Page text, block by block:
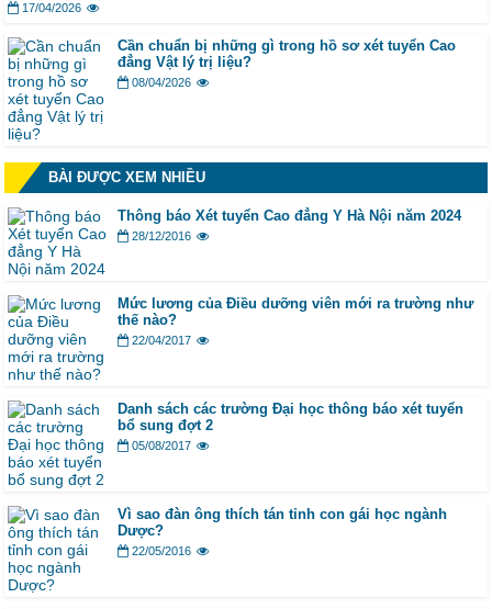
17/04/2026
Cần chuẩn bị những gì trong hồ sơ xét tuyển Cao
đẳng Vật lý trị liệu?
08/04/2026
BÀI ĐƯỢC XEM NHIỀU
Thông báo Xét tuyển Cao đẳng Y Hà Nội năm 2024
28/12/2016
Mức lương của Điều dưỡng viên mới ra trường như
thế nào?
22/04/2017
Danh sách các trường Đại học thông báo xét tuyển
bổ sung đợt 2
05/08/2017
Vì sao đàn ông thích tán tỉnh con gái học ngành
Dược?
22/05/2016